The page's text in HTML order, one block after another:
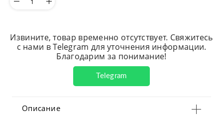
Извините, товар временно отсутствует. Свяжитесь
с нами в Telegram для уточнения информации.
Благодарим за понимание!
Telegram
Описание